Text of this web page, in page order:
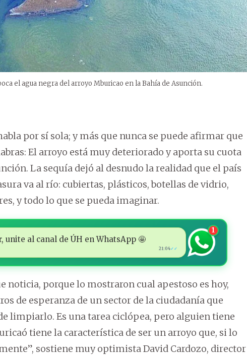
el agua negra del arroyo Mburicao en la Bahía de Asunción.
por sí sola; y más que nunca se puede afirmar que
El arroyo está muy deteriorado y aporta su cuota
La sequía dejó al desnudo la realidad que el país
va al río: cubiertas, plásticos, botellas de vidrio,
y todo lo que se pueda imaginar.
unite al canal de ÚH en WhatsApp 🤩
21:04✓✓
1
noticia, porque lo mostraron cual apestoso es hoy,
de esperanza de un sector de la ciudadanía que
limpiarlo. Es una tarea ciclópea, pero alguien tiene
tiene la característica de ser un arroyo que, si lo
sostiene muy optimista David Cardozo, director